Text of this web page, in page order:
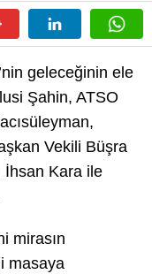
geleceğinin ele
Şahin, ATSO
Vekili Büşra
İhsan Kara ile
mirasın
masaya